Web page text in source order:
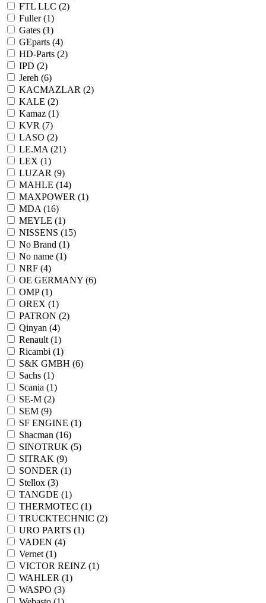
FTL LLC (2)
Fuller (1)
Gates (1)
GEparts (4)
HD-Parts (2)
IPD (2)
Jereh (6)
KACMAZLAR (2)
KALE (2)
Kamaz (1)
KVR (7)
LASO (2)
LE.MA (21)
LEX (1)
LUZAR (9)
MAHLE (14)
MAXPOWER (1)
MDA (16)
MEYLE (1)
NISSENS (15)
No Brand (1)
No name (1)
NRF (4)
OE GERMANY (6)
OMP (1)
OREX (1)
PATRON (2)
Qinyan (4)
Renault (1)
Ricambi (1)
S&K GMBH (6)
Sachs (1)
Scania (1)
SE-M (2)
SEM (9)
SF ENGINE (1)
Shacman (16)
SINOTRUK (5)
SITRAK (9)
SONDER (1)
Stellox (3)
TANGDE (1)
THERMOTEC (1)
TRUCKTECHNIC (2)
URO PARTS (1)
VADEN (4)
Vernet (1)
VICTOR REINZ (1)
WAHLER (1)
WASPO (3)